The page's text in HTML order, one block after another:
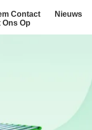
Contact
Ons Op
Nieuws